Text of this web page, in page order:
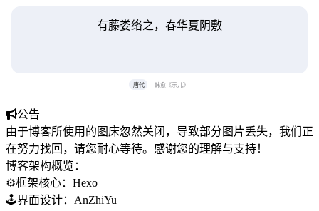
有藤娄络之，春华夏阴敷
唐代 韩愈《示儿》
公告
由于博客所使用的图床忽然关闭，导致部分图片丢失，我们正
在努力找回，请您耐心等待。感谢您的理解与支持！
博客架构概览：
⚙️框架核心：Hexo
🕹️界面设计：AnZhiYu